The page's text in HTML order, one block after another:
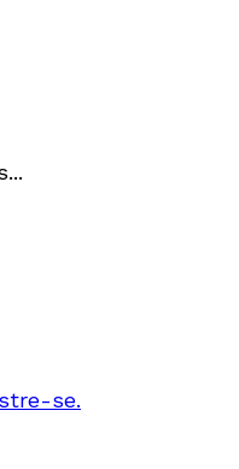
se.